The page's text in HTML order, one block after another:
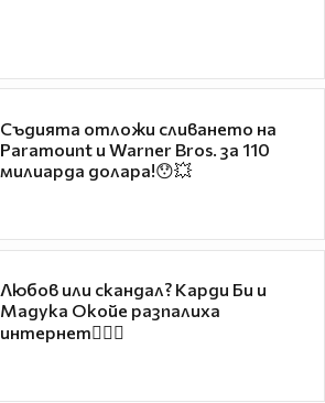
Съдията отложи сливането на
Paramount и Warner Bros. за 110
милиарда долара!😯💥
Любов или скандал? Карди Би и
Мадука Окойе разпалиха
интернет❤️‍🔥🔥